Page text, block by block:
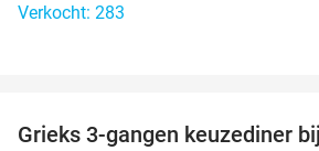
Verkocht: 283
Grieks 3-gangen keuzediner